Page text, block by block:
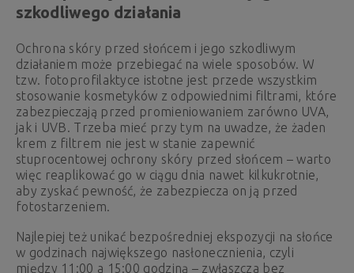
szkodliwego działania
Ochrona skóry przed słońcem i jego szkodliwym
działaniem może przebiegać na wiele sposobów. W
tzw. fotoprofilaktyce istotne jest przede wszystkim
stosowanie kosmetyków z odpowiednimi filtrami, które
zabezpieczają przed promieniowaniem zarówno UVA,
jak i UVB. Trzeba mieć przy tym na uwadze, że żaden
krem z filtrem nie jest w stanie zapewnić
stuprocentowej ochrony skóry przed słońcem – warto
więc reaplikować go w ciągu dnia nawet kilkukrotnie,
aby zyskać pewność, że zabezpiecza on ją przed
fotostarzeniem.
Najlepiej też unikać bezpośredniej ekspozycji na słońce
w godzinach największego nasłonecznienia, czyli
między 11:00 a 15:00 godziną – zwłaszcza bez